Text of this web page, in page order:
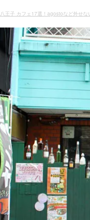
八王子 カフェ17選！agostoなど外せな